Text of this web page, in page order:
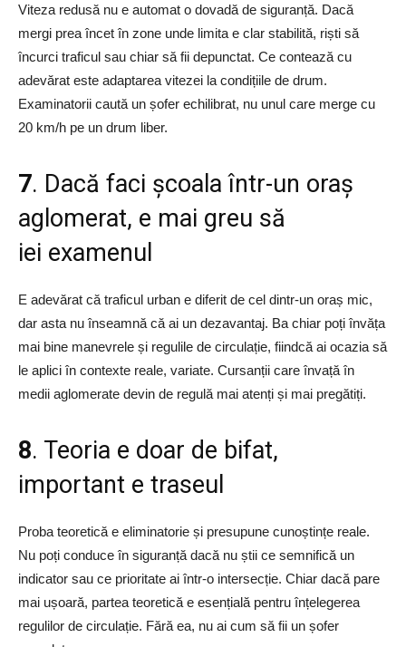
Viteza redusă nu e automat o dovadă de siguranță. Dacă
mergi prea încet în zone unde limita e clar stabilită, riști să
încurci traficul sau chiar să fii depunctat. Ce contează cu
adevărat este adaptarea vitezei la condițiile de drum.
Examinatorii caută un șofer echilibrat, nu unul care merge cu
20 km/h pe un drum liber.
7. Dacă faci școala într-un oraș
aglomerat, e mai greu să
iei examenul
E adevărat că traficul urban e diferit de cel dintr-un oraș mic,
dar asta nu înseamnă că ai un dezavantaj. Ba chiar poți învăța
mai bine manevrele și regulile de circulație, fiindcă ai ocazia să
le aplici în contexte reale, variate. Cursanții care învață în
medii aglomerate devin de regulă mai atenți și mai pregătiți.
8. Teoria e doar de bifat,
important e traseul
Proba teoretică e eliminatorie și presupune cunoștințe reale.
Nu poți conduce în siguranță dacă nu știi ce semnifică un
indicator sau ce prioritate ai într-o intersecție. Chiar dacă pare
mai ușoară, partea teoretică e esențială pentru înțelegerea
regulilor de circulație. Fără ea, nu ai cum să fii un șofer